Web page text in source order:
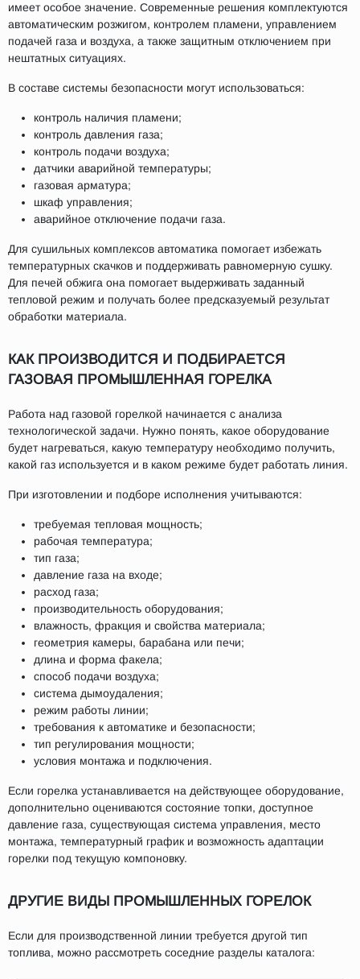
имеет особое значение. Современные решения комплектуются
автоматическим розжигом, контролем пламени, управлением
подачей газа и воздуха, а также защитным отключением при
нештатных ситуациях.
В составе системы безопасности могут использоваться:
контроль наличия пламени;
контроль давления газа;
контроль подачи воздуха;
датчики аварийной температуры;
газовая арматура;
шкаф управления;
аварийное отключение подачи газа.
Для сушильных комплексов автоматика помогает избежать
температурных скачков и поддерживать равномерную сушку.
Для печей обжига она помогает выдерживать заданный
тепловой режим и получать более предсказуемый результат
обработки материала.
КАК ПРОИЗВОДИТСЯ И ПОДБИРАЕТСЯ
ГАЗОВАЯ ПРОМЫШЛЕННАЯ ГОРЕЛКА
Работа над газовой горелкой начинается с анализа
технологической задачи. Нужно понять, какое оборудование
будет нагреваться, какую температуру необходимо получить,
какой газ используется и в каком режиме будет работать линия.
При изготовлении и подборе исполнения учитываются:
требуемая тепловая мощность;
рабочая температура;
тип газа;
давление газа на входе;
расход газа;
производительность оборудования;
влажность, фракция и свойства материала;
геометрия камеры, барабана или печи;
длина и форма факела;
способ подачи воздуха;
система дымоудаления;
режим работы линии;
требования к автоматике и безопасности;
тип регулирования мощности;
условия монтажа и подключения.
Если горелка устанавливается на действующее оборудование,
дополнительно оцениваются состояние топки, доступное
давление газа, существующая система управления, место
монтажа, температурный график и возможность адаптации
горелки под текущую компоновку.
ДРУГИЕ ВИДЫ ПРОМЫШЛЕННЫХ ГОРЕЛОК
Если для производственной линии требуется другой тип
топлива, можно рассмотреть соседние разделы каталога: